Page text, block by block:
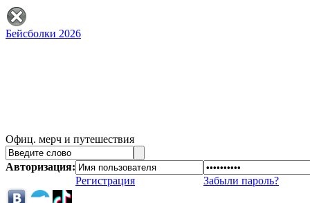
Бейсболки 2026
Офиц. мерч и путешествия
Авторизация:
Регистрация
Забыли пароль?